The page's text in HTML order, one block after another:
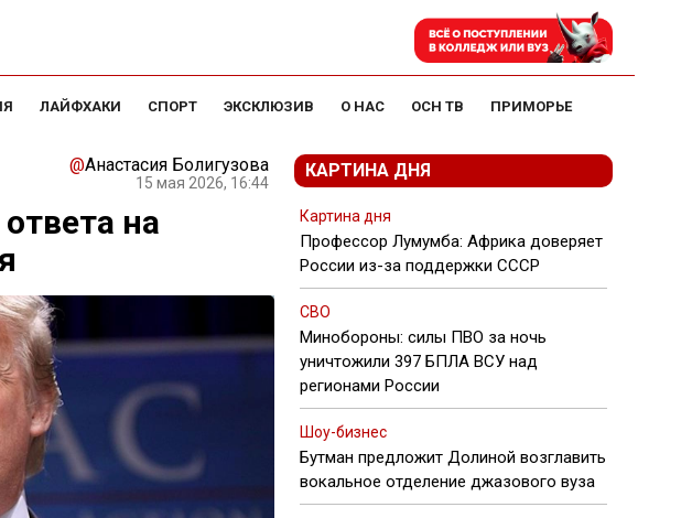
ЛАЙФХАКИ СПОРТ ЭКСКЛЮЗИВ О НАС ОСН ТВ ПРИМОРЬЕ
@Анастасия Болигузова
15 мая 2026, 16:44
на
КАРТИНА ДНЯ
Картина дня
Профессор Лумумба: Африка доверяет
России из-за поддержки СССР
СВО
Минобороны: силы ПВО за ночь
уничтожили 397 БПЛА ВСУ над
регионами России
Шоу-бизнес
Бутман предложит Долиной возглавить
вокальное отделение джазового вуза